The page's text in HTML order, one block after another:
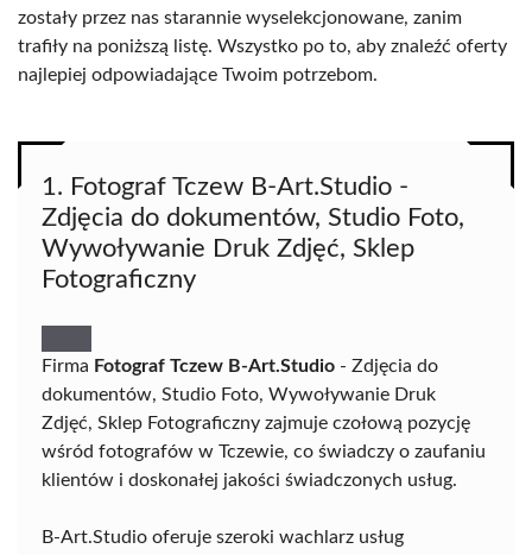
zostały przez nas starannie wyselekcjonowane, zanim
trafiły na poniższą listę. Wszystko po to, aby znaleźć oferty
najlepiej odpowiadające Twoim potrzebom.
1. Fotograf Tczew B-Art.Studio -
Zdjęcia do dokumentów, Studio Foto,
Wywoływanie Druk Zdjęć, Sklep
Fotograficzny
Firma Fotograf Tczew B-Art.Studio - Zdjęcia do
dokumentów, Studio Foto, Wywoływanie Druk
Zdjęć, Sklep Fotograficzny zajmuje czołową pozycję
wśród fotografów w Tczewie, co świadczy o zaufaniu
klientów i doskonałej jakości świadczonych usług.
B-Art.Studio oferuje szeroki wachlarz usług